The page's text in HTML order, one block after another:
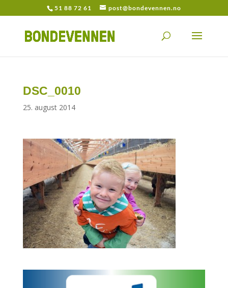
51 88 72 61 post@bondevennen.no
DSC_0010
25. august 2014